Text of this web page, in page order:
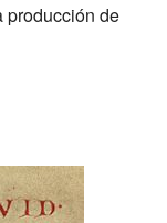
producción de